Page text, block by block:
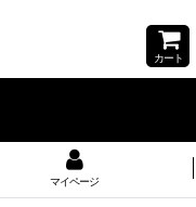
カート
マイページ